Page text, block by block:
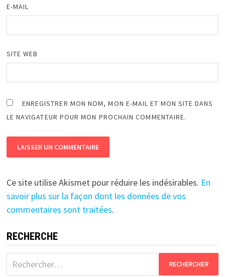
E-MAIL
SITE WEB
ENREGISTRER MON NOM, MON E-MAIL ET MON SITE DANS
LE NAVIGATEUR POUR MON PROCHAIN COMMENTAIRE.
Ce site utilise Akismet pour réduire les indésirables. En
savoir plus sur la façon dont les données de vos
commentaires sont traitées.
RECHERCHE
Rechercher :